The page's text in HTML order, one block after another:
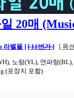
20매
라벨몰 ][ 11번가 ] [ 옥
노랑(YL), 연파랑(BL),
(포장지 포함)